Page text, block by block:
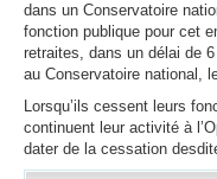
dans un Conservatoire
fonction publique pour cet
retraites, dans un délai de
au Conservatoire national,
Lorsqu’ils cessent leurs
continuent leur activité à
dater de la cessation